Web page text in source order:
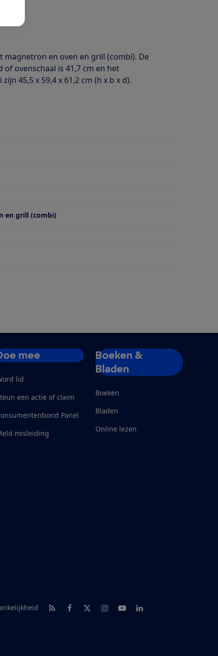
magnetron en oven en grill (combi). De
ovenschaal is 41,7 cm en het
45,5 x 59,4 x 61,2 cm (h x b x d).
en grill (combi)
mee
lid
een actie of claim
Panel
misleiding
Boeken &
Bladen
Boeken
Bladen
Online lezen
RSS-feed nieuws
Facebook
TwitterInstagram
YoutubeLinkedIn